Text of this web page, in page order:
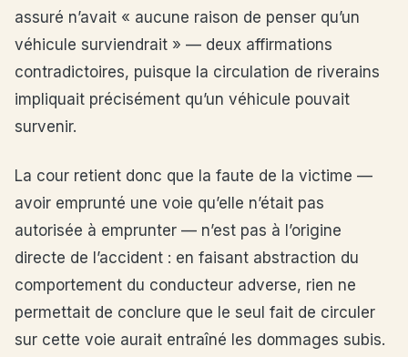
assuré n’avait « aucune raison de penser qu’un
véhicule surviendrait » — deux affirmations
contradictoires, puisque la circulation de riverains
impliquait précisément qu’un véhicule pouvait
survenir.
La cour retient donc que la faute de la victime —
avoir emprunté une voie qu’elle n’était pas
autorisée à emprunter — n’est pas à l’origine
directe de l’accident : en faisant abstraction du
comportement du conducteur adverse, rien ne
permettait de conclure que le seul fait de circuler
sur cette voie aurait entraîné les dommages subis.